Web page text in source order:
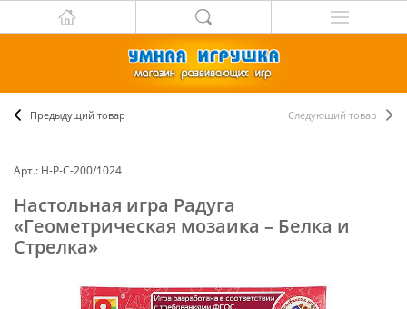
Предыдущий товар Следующий товар
Арт.: Н-Р-С-200/1024
Настольная игра Радуга
«Геометрическая мозаика – Белка и
Стрелка»